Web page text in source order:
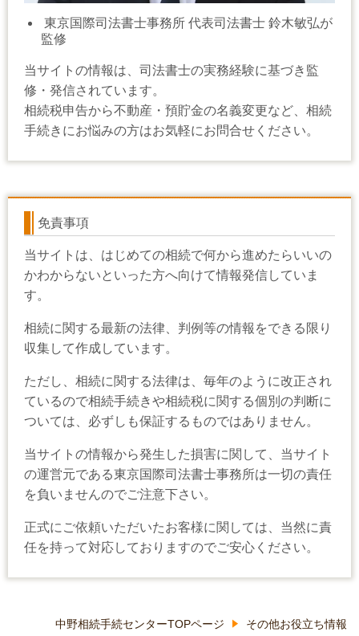
東京国際司法書士事務所 代表司法書士 鈴木敏弘が
監修
当サイトの情報は、司法書士の実務経験に基づき監
修・発信されています。
相続税申告から不動産・預貯金の名義変更など、相続
手続きにお悩みの方はお気軽にお問合せください。
免責事項
当サイトは、はじめての相続で何から進めたらいいの
かわからないといった方へ向けて情報発信していま
す。
相続に関する最新の法律、判例等の情報をできる限り
収集して作成しています。
ただし、相続に関する法律は、毎年のように改正され
ているので相続手続きや相続税に関する個別の判断に
ついては、必ずしも保証するものではありません。
当サイトの情報から発生した損害に関して、当サイト
の運営元である東京国際司法書士事務所は一切の責任
を負いませんのでご注意下さい。
正式にご依頼いただいたお客様に関しては、当然に責
任を持って対応しておりますのでご安心ください。
中野相続手続センターTOPページ その他お役立ち情報